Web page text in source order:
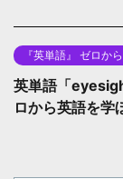
『英単語』 ゼロか
英単語「
ロから英語を学